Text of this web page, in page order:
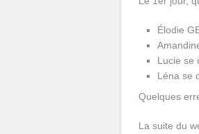
Élodie
Lucie se
Léna se
Quelques
La suite du